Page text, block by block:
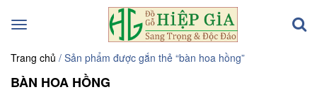
Toggle
Trang chủ / Sản phẩm được gắn thẻ “bàn hoa hồng”
BÀN HOA HỒNG